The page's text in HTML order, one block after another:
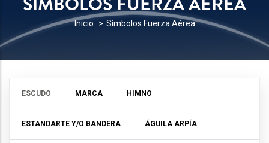
BREADCRUMB
Inicio Símbolos Fuerza Aérea
ESCUDO MARCA HIMNO
ESTANDARTE Y/O BANDERA ÁGUILA ARPÍA